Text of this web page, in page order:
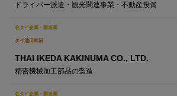
ドライバー派遣・観光関連事業・不動産投資
在タイ企業・製造業
タイ池田柿沼
THAI IKEDA KAKINUMA CO., LTD.
精密機械加工部品の製造
在タイ企業・製造業